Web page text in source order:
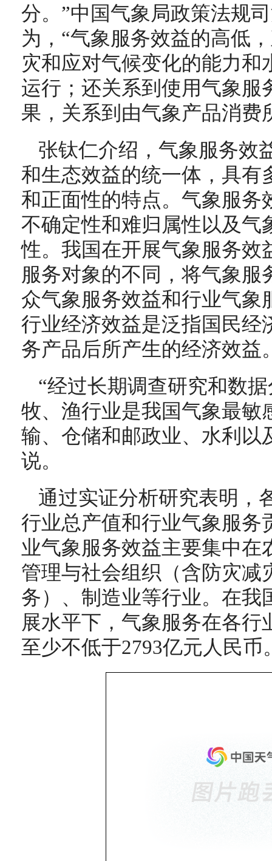
分。”中国气象局政策法规
为，“气象服务效益的高低
灾和应对气候变化的能力和
运行；还关系到使用气象服
果，关系到由气象产品消费
张钛仁介绍，气象服务效
和生态效益的统一体，具有
和正面性的特点。气象服务
不确定性和难归属性以及气
性。我国在开展气象服务效
服务对象的不同，将气象服
众气象服务效益和行业气象
行业经济效益是泛指国民经
务产品后所产生的经济效益
“经过长期调查研究和数
牧、渔行业是我国气象最敏
输、仓储和邮政业、水利以
说。
通过实证分析研究表明，
行业总产值和行业气象服务
业气象服务效益主要集中在
管理与社会组织（含防灾减
务）、制造业等行业。在我
展水平下，气象服务在各
至少不低于2793亿元人民币